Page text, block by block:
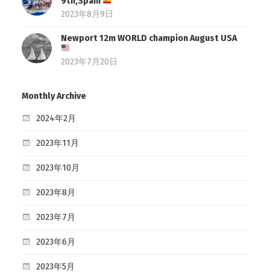
2023年8月9日
Newport 12m WORLD champion August USA
2023年7月20日
Monthly Archive
2024年2月
2023年11月
2023年10月
2023年8月
2023年7月
2023年6月
2023年5月